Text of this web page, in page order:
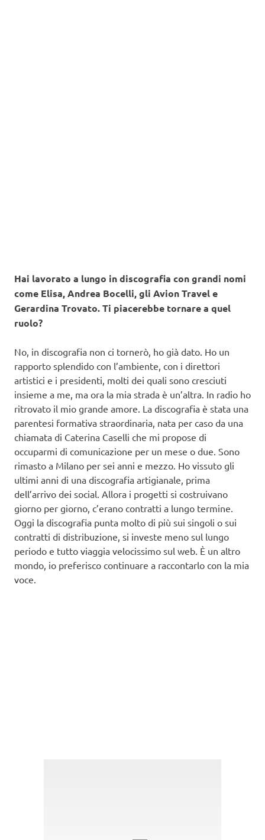
Hai lavorato a lungo in discografia con grandi nomi
come Elisa, Andrea Bocelli, gli Avion Travel e
Gerardina Trovato. Ti piacerebbe tornare a quel
ruolo?
No, in discografia non ci tornerò, ho già dato. Ho un
rapporto splendido con l’ambiente, con i direttori
artistici e i presidenti, molti dei quali sono cresciuti
insieme a me, ma ora la mia strada è un’altra. In radio ho
ritrovato il mio grande amore. La discografia è stata una
parentesi formativa straordinaria, nata per caso da una
chiamata di Caterina Caselli che mi propose di
occuparmi di comunicazione per un mese o due. Sono
rimasto a Milano per sei anni e mezzo. Ho vissuto gli
ultimi anni di una discografia artigianale, prima
dell’arrivo dei social. Allora i progetti si costruivano
giorno per giorno, c’erano contratti a lungo termine.
Oggi la discografia punta molto di più sui singoli o sui
contratti di distribuzione, si investe meno sul lungo
periodo e tutto viaggia velocissimo sul web. È un altro
mondo, io preferisco continuare a raccontarlo con la mia
voce.